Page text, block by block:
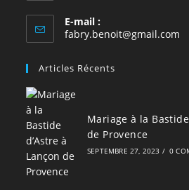
E-mail :
fabry.benoit@gmail.com
Articles Récents
Mariage à la
de Provence
SEPTEMBRE 27, 2023 / 0